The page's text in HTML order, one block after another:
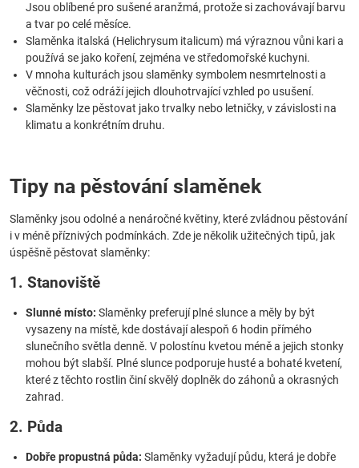
Jsou oblíbené pro sušené aranžmá, protože si zachovávají barvu
a tvar po celé měsíce.
Slaměnka italská (Helichrysum italicum) má výraznou vůni kari a
používá se jako koření, zejména ve středomořské kuchyni.
V mnoha kulturách jsou slaměnky symbolem nesmrtelnosti a
věčnosti, což odráží jejich dlouhotrvající vzhled po usušení.
Slaměnky lze pěstovat jako trvalky nebo letničky, v závislosti na
klimatu a konkrétním druhu.
Tipy na pěstování slaměnek
Slaměnky jsou odolné a nenáročné květiny, které zvládnou pěstování
i v méně příznivých podmínkách. Zde je několik užitečných tipů, jak
úspěšně pěstovat slaměnky:
1. Stanoviště
Slunné místo: Slaměnky preferují plné slunce a měly by být
vysazeny na místě, kde dostávají alespoň 6 hodin přímého
slunečního světla denně. V polostínu kvetou méně a jejich stonky
mohou být slabší. Plné slunce podporuje husté a bohaté kvetení,
které z těchto rostlin činí skvělý doplněk do záhonů a okrasných
zahrad.
2. Půda
Dobře propustná půda: Slaměnky vyžadují půdu, která je dobře